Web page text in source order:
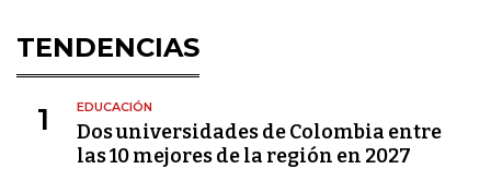
TENDENCIAS
1 EDUCACIÓN
Dos universidades de Colombia entre
las 10 mejores de la región en 2027